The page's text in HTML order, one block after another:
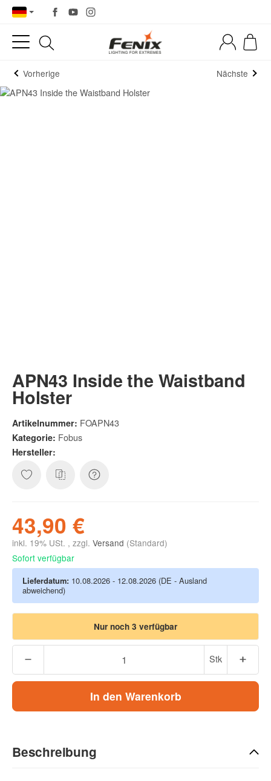
Vorherige Nächste
APN43 Inside the Waistband
Holster
Artikelnummer: FOAPN43
Kategorie: Fobus
Hersteller:
43,90 €
inkl. 19% USt. , zzgl. Versand (Standard)
Sofort verfügbar
Lieferdatum: 10.08.2026 - 12.08.2026 (DE - Ausland
abweichend)
Nur noch 3 verfügbar
Stk
In den Warenkorb
Beschreibung